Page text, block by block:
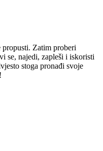
propusti. Zatim proberi
se, najedi, zapleši i iskoristi
stoga pronađi svoje